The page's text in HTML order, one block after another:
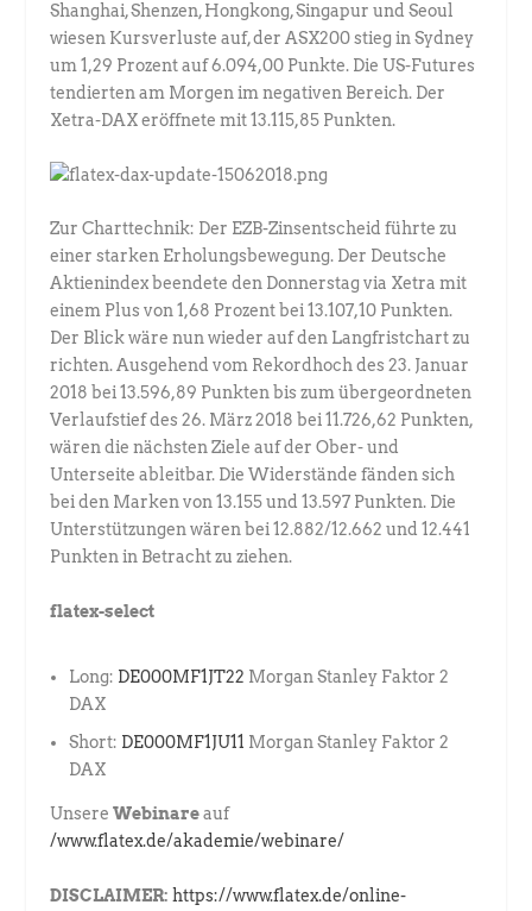
Shanghai, Shenzen, Hongkong, Singapur und Seoul
wiesen Kursverluste auf, der ASX200 stieg in Sydney
um 1,29 Prozent auf 6.094,00 Punkte. Die US-Futures
tendierten am Morgen im negativen Bereich. Der
Xetra-DAX eröffnete mit 13.115,85 Punkten.
Zur Charttechnik: Der EZB-Zinsentscheid führte zu
einer starken Erholungsbewegung. Der Deutsche
Aktienindex beendete den Donnerstag via Xetra mit
einem Plus von 1,68 Prozent bei 13.107,10 Punkten.
Der Blick wäre nun wieder auf den Langfristchart zu
richten. Ausgehend vom Rekordhoch des 23. Januar
2018 bei 13.596,89 Punkten bis zum übergeordneten
Verlaufstief des 26. März 2018 bei 11.726,62 Punkten,
wären die nächsten Ziele auf der Ober- und
Unterseite ableitbar. Die Widerstände fänden sich
bei den Marken von 13.155 und 13.597 Punkten. Die
Unterstützungen wären bei 12.882/12.662 und 12.441
Punkten in Betracht zu ziehen.
flatex-select
Long: DE000MF1JT22 Morgan Stanley Faktor 2
DAX
Short: DE000MF1JU11 Morgan Stanley Faktor 2
DAX
UnsereWebinareauf
/www.flatex.de/akademie/webinare/
DISCLAIMER: https://www.flatex.de/online-